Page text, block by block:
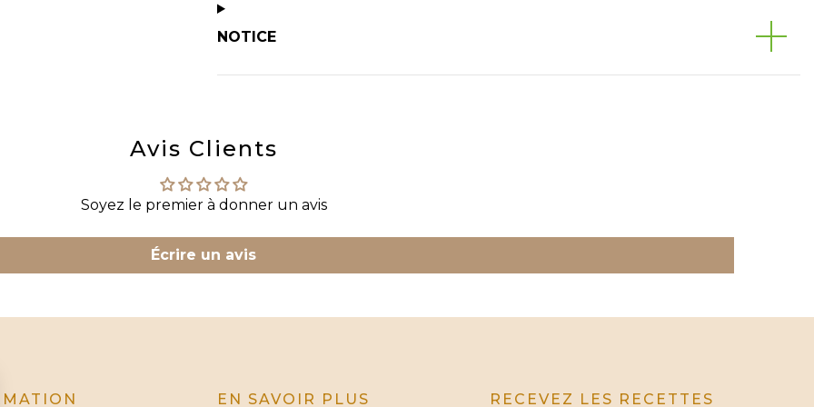
NOTICE
Avis Clients
Soyez le premier à donner un avis
Écrire un avis
EN SAVOIR PLUS RECEVEZ LES RECETTES